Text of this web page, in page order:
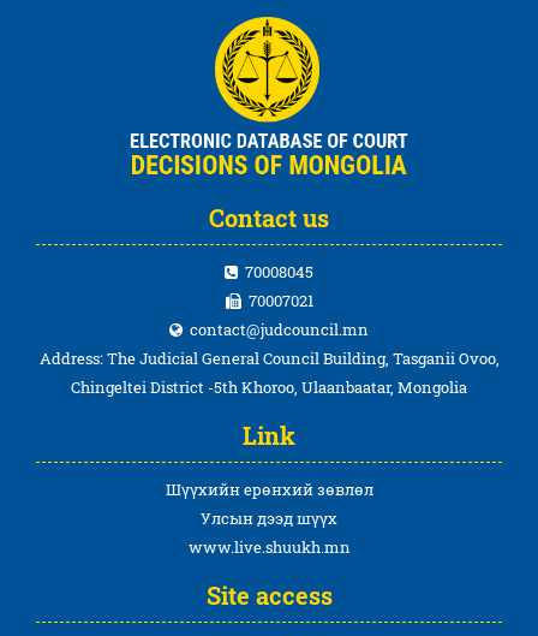
Contact us
70008045
70007021
contact@judcouncil.mn
Address: The Judicial General Council Building, Tasganii Ovoo,
Chingeltei District -5th Khoroo, Ulaanbaatar, Mongolia
Link
Шүүхийн ерөнхий зөвлөл
Улсын дээд шүүх
www.live.shuukh.mn
Site access